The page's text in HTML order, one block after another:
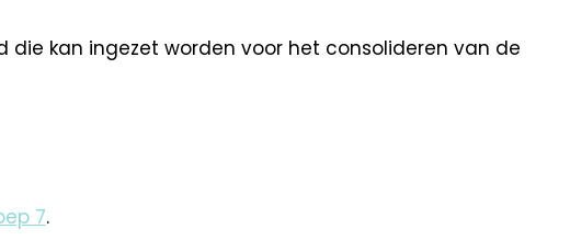
die kan ingezet worden voor het consolideren van de
7.